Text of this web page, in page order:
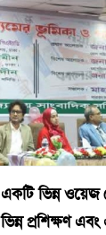
ভিন্ন
প্রশিক্ষণ